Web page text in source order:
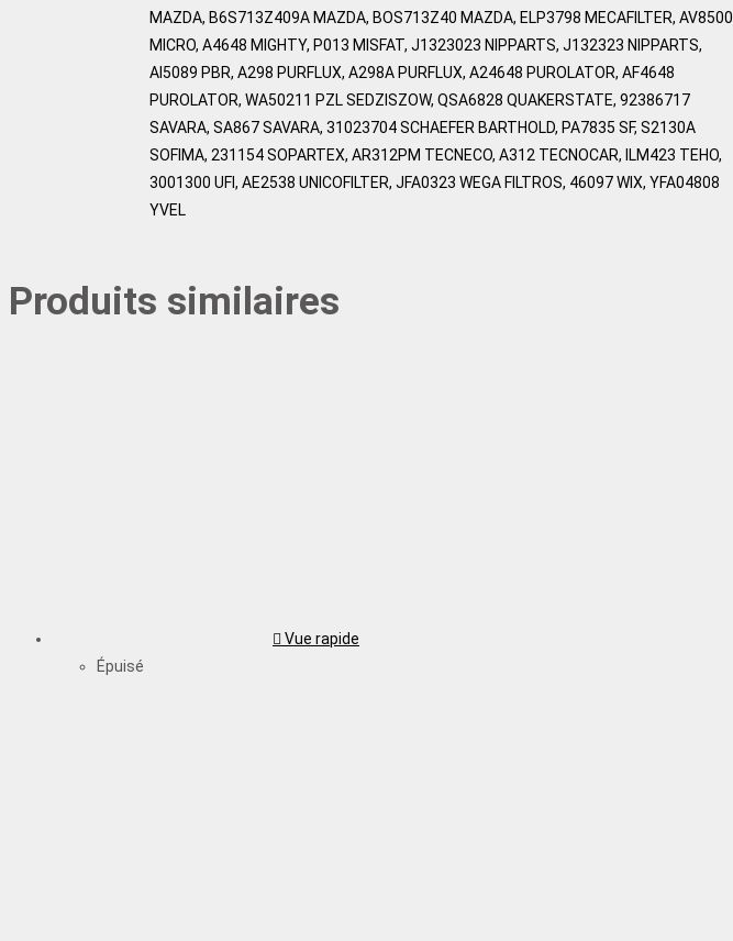
MAZDA, B6S713Z409A MAZDA, BOS713Z40 MAZDA, ELP3798 MECAFILTER, AV8500
MICRO, A4648 MIGHTY, P013 MISFAT, J1323023 NIPPARTS, J132323 NIPPARTS,
AI5089 PBR, A298 PURFLUX, A298A PURFLUX, A24648 PUROLATOR, AF4648
PUROLATOR, WA50211 PZL SEDZISZOW, QSA6828 QUAKERSTATE, 92386717
SAVARA, SA867 SAVARA, 31023704 SCHAEFER BARTHOLD, PA7835 SF, S2130A
SOFIMA, 231154 SOPARTEX, AR312PM TECNECO, A312 TECNOCAR, ILM423 TEHO,
3001300 UFI, AE2538 UNICOFILTER, JFA0323 WEGA FILTROS, 46097 WIX, YFA04808
YVEL
Produits similaires
Vue rapide
Épuisé